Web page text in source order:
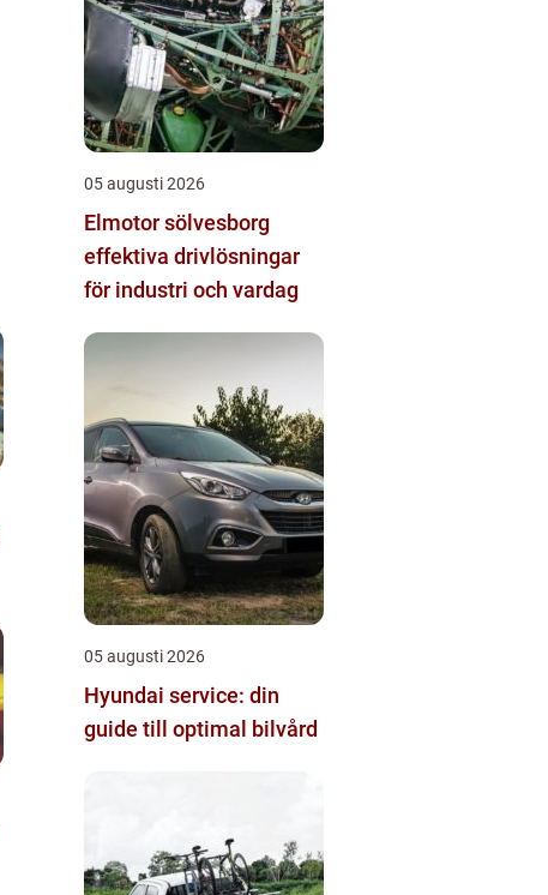
05 augusti 2026
Elmotor sölvesborg
effektiva drivlösningar
för industri och vardag
05 augusti 2026
Hyundai service: din
guide till optimal bilvård